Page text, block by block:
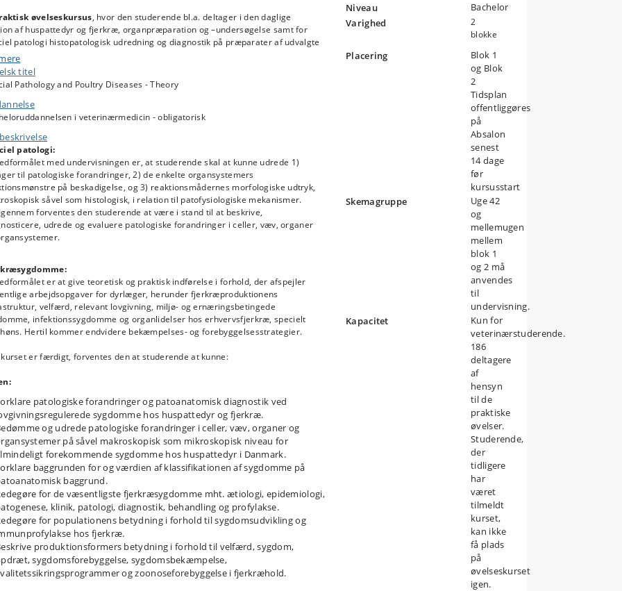
øvelseskursus, hvor den studerende bl.a. deltager i den daglige
af huspattedyr og fjerkræ, organpræparation og –undersøgelse samt for
patologi histopatologisk udredning og diagnostik på præparater af udvalgte
undervisning
i sygdomme og læsioner i celler, væv, organer og
hos huspattedyr, omfattende bl.a. teoretisk gennemgang baseret
og case-baseret undervisning.
læsioner i forskellige væv og organer fra huspattedyr.
er fototekbaseret (en samling af fagrelaterede billeder med et
af læsionstyper hos de forskellige dyrearter).
fjerkræsygdommegælder endvidere, at undervisningen omfatter
opbygning, velfærdsproblematikker, relevant lovgivning, miljø- og
sygdomme, infektionssygdomme og organlidelser hos
herunder specielt høns. Undervisningen omfatter endvidere
og forebyggelsesstrategier.
titel
Pathology and Poultry Diseases - Theory
i veterinærmedicin - obligatorisk
patologi:
med undervisningen er, at studerende skal at kunne udrede 1)
til patologiske forandringer, 2) de enkelte organsystemers
på beskadigelse, og 3) reaktionsmådernes morfologiske udtryk,
såvel som histologisk, i relation til patofysiologiske mekanismer.
forventes den studerende at være i stand til at beskrive,
udrede og evaluere patologiske forandringer i celler, væv, organer
er at give teoretisk og praktisk indførelse i forhold, der afspejler
arbejdsopgaver for dyrlæger, herunder fjerkræproduktionens
velfærd, relevant lovgivning, miljø- og ernæringsbetingede
infektionssygdomme og organlidelser hos erhvervsfjerkræ, specielt
Hertil kommer endvidere bekæmpelses- og forebyggelsesstrategier.
er færdigt, forventes den at studerende at kunne:
patologiske forandringer og patoanatomisk diagnostik ved
sygdomme hos huspattedyr og fjerkræ.
og udrede patologiske forandringer i celler, væv, organer og
på såvel makroskopisk som mikroskopisk niveau for
forekommende sygdomme hos huspattedyr i Danmark.
baggrunden for og værdien af klassifikationen af sygdomme på
baggrund.
for de væsentligste fjerkræsygdomme mht. ætiologi, epidemiologi,
klinik, patologi, diagnostik, behandling og profylakse.
for populationens betydning i forhold til sygdomsudvikling og
hos fjerkræ.
produktionsformers betydning i forhold til velfærd, sygdom,
sygdomsforebyggelse, sygdomsbekæmpelse,
og zoonoseforebyggelse i fjerkræhold.
Niveau
Bachelor
Varighed
2
blokke
Placering
Blok 1
og Blok
2
Tidsplan
offentliggøres
på
Absalon
senest
14 dage
før
kursusstart
Skemagruppe
Uge 42
og
mellemugen
mellem
blok 1
og 2 må
anvendes
til
undervisning.
Kapacitet
Kun for
veterinærstuderende.
186
deltagere
af
hensyn
til de
praktiske
øvelser.
Studerende,
der
tidligere
har
været
tilmeldt
kurset,
kan ikke
få plads
på
øvelseskurset
igen.